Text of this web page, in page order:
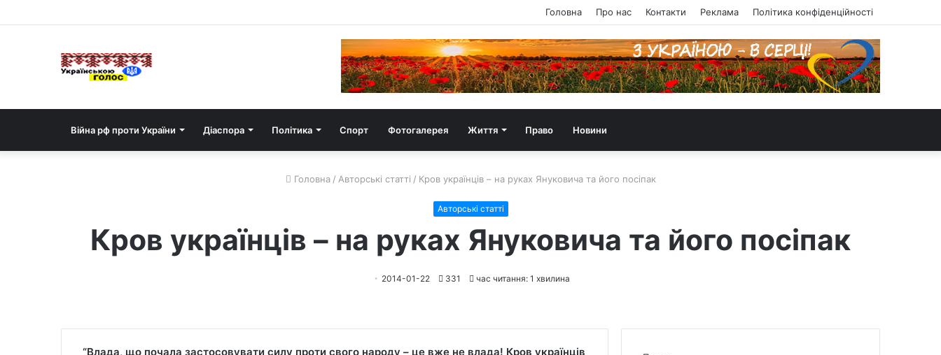
Головна Про нас Контакти Реклама Політика конфіденційності
Війна рф проти України Діаспора Політика Спорт Фотогалерея Життя Право Новини
Головна / Авторські статті / Кров українців – на руках Януковича та його посіпак
Авторські статті
Кров українців – на руках Януковича та його посіпак
2014-01-22 331 час читання: 1 хвилина
“Влада, що почала застосовувати силу проти свого народу – це вже не влада! Кров українців